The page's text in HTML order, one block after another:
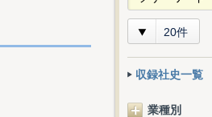
20件
収録社史一覧
業種別